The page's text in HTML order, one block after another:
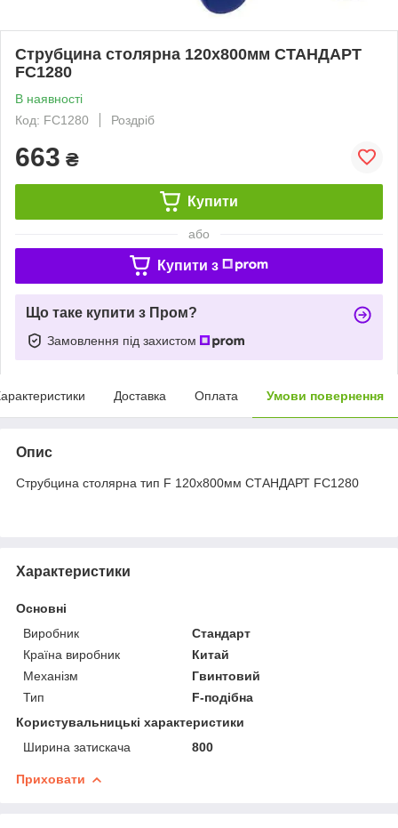
Струбцина столярна 120х800мм СТАНДАРТ
FC1280
В наявності
Код: FC1280
Роздріб
663 ₴
Купити
або
Купити з
Що таке купити з Пром?
Замовлення під захистом
Доставка Оплата Умови повернення
Опис
Струбцина столярна тип F 120х800мм СТАНДАРТ FC1280
Характеристики
Основні
Виробник
Стандарт
Країна виробник
Китай
Механізм
Гвинтовий
Тип
F-подібна
Користувальницькі характеристики
Ширина затискача
800
Приховати